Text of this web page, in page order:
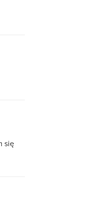
się